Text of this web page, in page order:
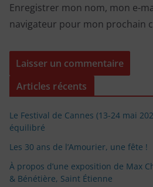
Enregistrer mon nom, mon e-
navigateur pour mon prochain
Articles récents
Le Festival de Cannes (13-24 mai
équilibré
Les 30 ans de l’Amourier, une fête !
À propos d’une exposition de Max
& Bénétière, Saint Étienne